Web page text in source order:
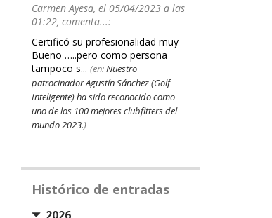
Carmen Ayesa, el 05/04/2023 a las
01:22, comenta...:
Certificó su profesionalidad muy
Bueno …..pero como persona
tampoco s... (en:Nuestro
patrocinador Agustín Sánchez (Golf
Inteligente) ha sido reconocido como
uno de los 100 mejores clubfitters del
mundo 2023.)
Histórico de entradas